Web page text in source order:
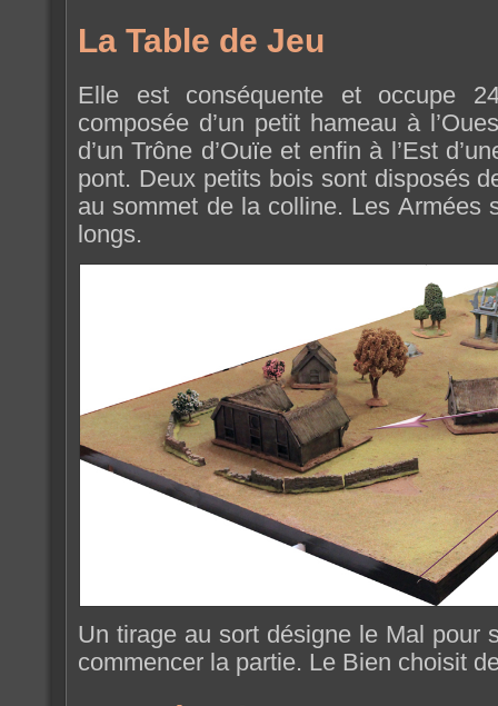
La Table de Jeu
Elle est conséquente et occupe
composée d’un petit hameau à
d’un Trône d’Ouïe et enfin à l’Est
pont. Deux petits bois sont disposés
au sommet de la colline. Les Armées
longs.
Un tirage au sort désigne le Mal pour
commencer la partie. Le Bien choisit